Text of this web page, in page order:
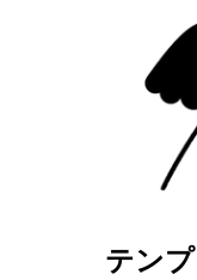
テン